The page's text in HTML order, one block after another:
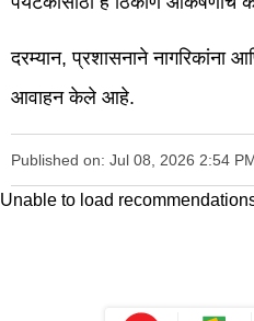
दरम्यान, प्रशासनाने नागरिकांना
आवाहन केले आहे.
Published on: Jul 08, 2026 2:54
Unable to load